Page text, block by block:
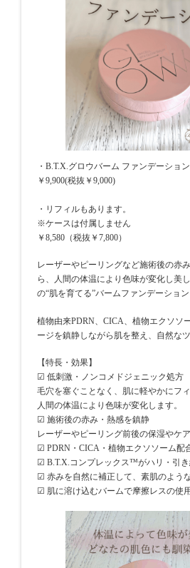
・B.T.X.グロウバーム ファンデーション
￥9,900(税抜￥9,000)
・リフィルもあります。
※ケースは付属しません
￥8,580（税抜￥7,800）
レーザーやピーリングなど施術後の赤
ら、人間の体温により色味が変化し美
の“肌を育てる”バームファンデーション
植物由来PDRN、CICA、植物エクソソ
ージを鎮静しながら肌を整え、自然な
【特長・効果】
☑︎ 低刺激・ノンコメドジェニック処方
毛穴を塞ぐことなく、肌に軽やかにフ
人間の体温により色味が変化します。
☑︎ 施術後の赤み・熱感を鎮静
レーザーやピーリング前後の保湿やケ
☑︎ PDRN・CICA・植物エクソソーム配
☑︎ B.T.X.コンプレックス™がハリ・引き
☑︎ 赤みを自然に補正して、素肌のよう
☑︎ 肌に溶け込むバームで摩擦レスの使